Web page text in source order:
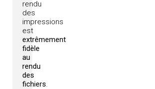
rendu
des
impressions
est
extrêmement
fidèle
au
rendu
des
fichiers.